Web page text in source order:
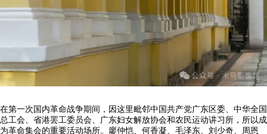
在第一次国内革命战争期间，因这里毗邻中国共产党广东区委、中华全国
总工会、省港罢工委员会、广东妇女解放协会和农民运动讲习所，所以成
为革命集会的重要活动场所。廖仲恺、何香凝、毛泽东、刘少奇、周恩